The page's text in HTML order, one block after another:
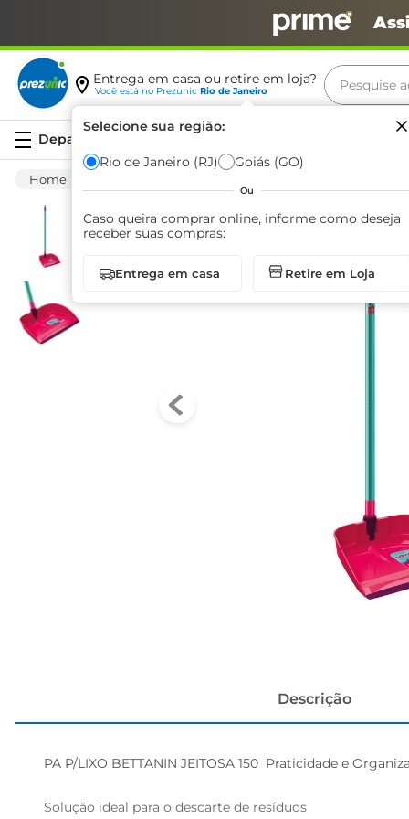
Entrega em casa ou retire em loja?
Você está no Prezunic Rio de Janeiro
Selecione sua região:
Rio de Janeiro (RJ) Goiás (GO)
Ou
Caso queira comprar online, informe como deseja
receber suas compras:
Entrega em casa Retire em Loja
Pesquise
Pá
Descrição
PA P/LIXO BETTANIN JEITOSA 150  Praticidade e
Solução ideal para o descarte de resíduos
Termos
café
biscoito
azeite